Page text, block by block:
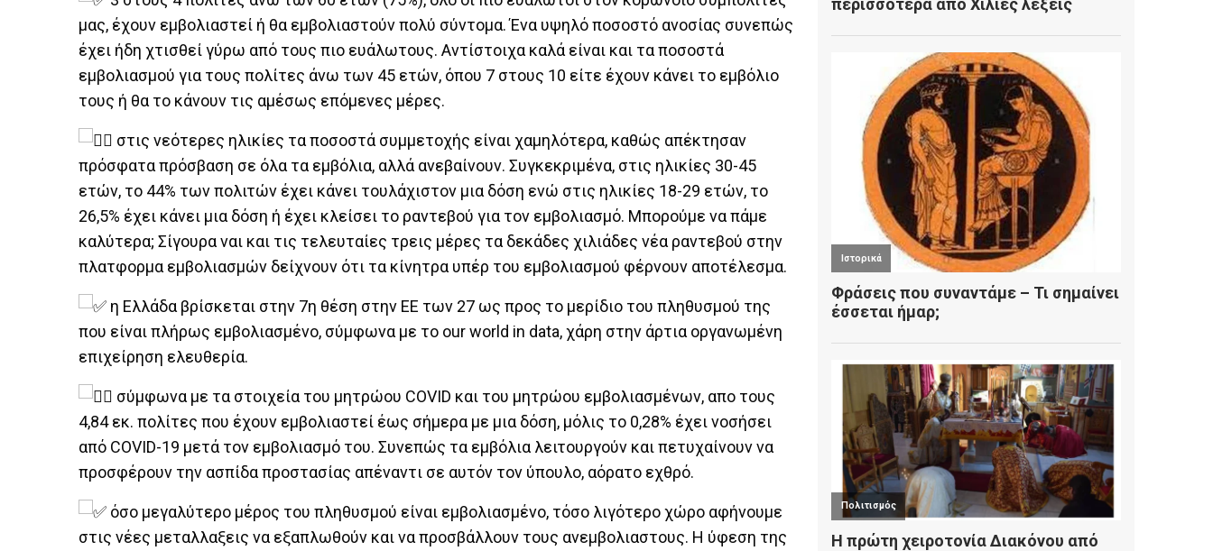
μας, έχουν εμβολιαστεί ή θα εμβολιαστούν πολύ σύντομα. Ένα υψηλό ποσοστό ανοσίας συνεπώς
έχει ήδη χτισθεί γύρω από τους πιο ευάλωτους. Αντίστοιχα καλά είναι και τα ποσοστά
εμβολιασμού για τους πολίτες άνω των 45 ετών, όπου 7 στους 10 είτε έχουν κάνει το εμβόλιο
τους ή θα το κάνουν τις αμέσως επόμενες μέρες.
στις νεότερες ηλικίες τα ποσοστά συμμετοχής είναι χαμηλότερα, καθώς απέκτησαν
πρόσφατα πρόσβαση σε όλα τα εμβόλια, αλλά ανεβαίνουν. Συγκεκριμένα, στις ηλικίες 30-45
ετών, το 44% των πολιτών έχει κάνει τουλάχιστον μια δόση ενώ στις ηλικίες 18-29 ετών, το
26,5% έχει κάνει μια δόση ή έχει κλείσει το ραντεβού για τον εμβολιασμό. Μπορούμε να πάμε
καλύτερα; Σίγουρα ναι και τις τελευταίες τρεις μέρες τα δεκάδες χιλιάδες νέα ραντεβού στην
πλατφορμα εμβολιασμών δείχνουν ότι τα κίνητρα υπέρ του εμβολιασμού φέρνουν αποτέλεσμα.
η Ελλάδα βρίσκεται στην 7η θέση στην ΕΕ των 27 ως προς το μερίδιο του πληθυσμού της
που είναι πλήρως εμβολιασμένο, σύμφωνα με το our world in data, χάρη στην άρτια οργανωμένη
επιχείρηση ελευθερία.
σύμφωνα με τα στοιχεία του μητρώου COVID και του μητρώου εμβολιασμένων, απο τους
4,84 εκ. πολίτες που έχουν εμβολιαστεί έως σήμερα με μια δόση, μόλις το 0,28% έχει νοσήσει
από COVID-19 μετά τον εμβολιασμό του. Συνεπώς τα εμβόλια λειτουργούν και πετυχαίνουν να
προσφέρουν την ασπίδα προστασίας απέναντι σε αυτόν τον ύπουλο, αόρατο εχθρό.
όσο μεγαλύτερο μέρος του πληθυσμού είναι εμβολιασμένο, τόσο λιγότερο χώρο αφήνουμε
στις νέες μεταλλαξεις να εξαπλωθούν και να προσβάλλουν τους ανεμβολιαστους. Η ύφεση της